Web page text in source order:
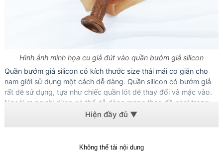
Hình ảnh minh họa cu giả đút vào quần bướm giả silicon
Quần bướm giả silicon có kích thước size thải mái co giãn cho
nam giới sử dụng một cách dễ dàng. Quần silicon có bướm giả
rất dễ sử dụng, tựa như chiếc quần lót dễ thay đổi và mặc vào.
Ngoài ra người dùng có thể dễ dàng mang theo đồ chơi trong
các chuyến đi xa, vừa gọn nhẹ lại dễ bảo quản.
Không thể tải nội dung